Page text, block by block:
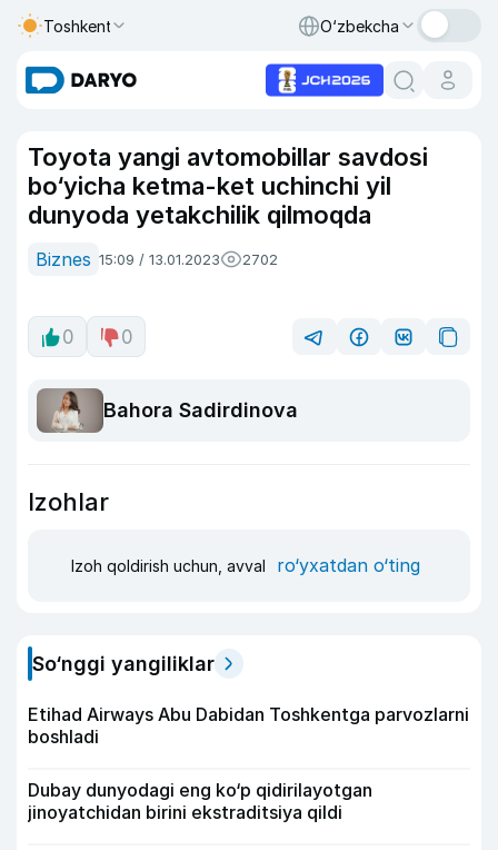
Toshkent O‘zbekcha
Toyota yangi avtomobillar savdosi
bo‘yicha ketma-ket uchinchi yil
dunyoda yetakchilik qilmoqda
Biznes 15:09 / 13.01.2023 2702
0 0
Bahora Sadirdinova
Izohlar
Izoh qoldirish uchun, avval ro‘yxatdan o‘ting
So‘nggi yangiliklar
Etihad Airways Abu Dabidan Toshkentga parvozlarni
boshladi
Dubay dunyodagi eng ko‘p qidirilayotgan
jinoyatchidan birini ekstraditsiya qildi